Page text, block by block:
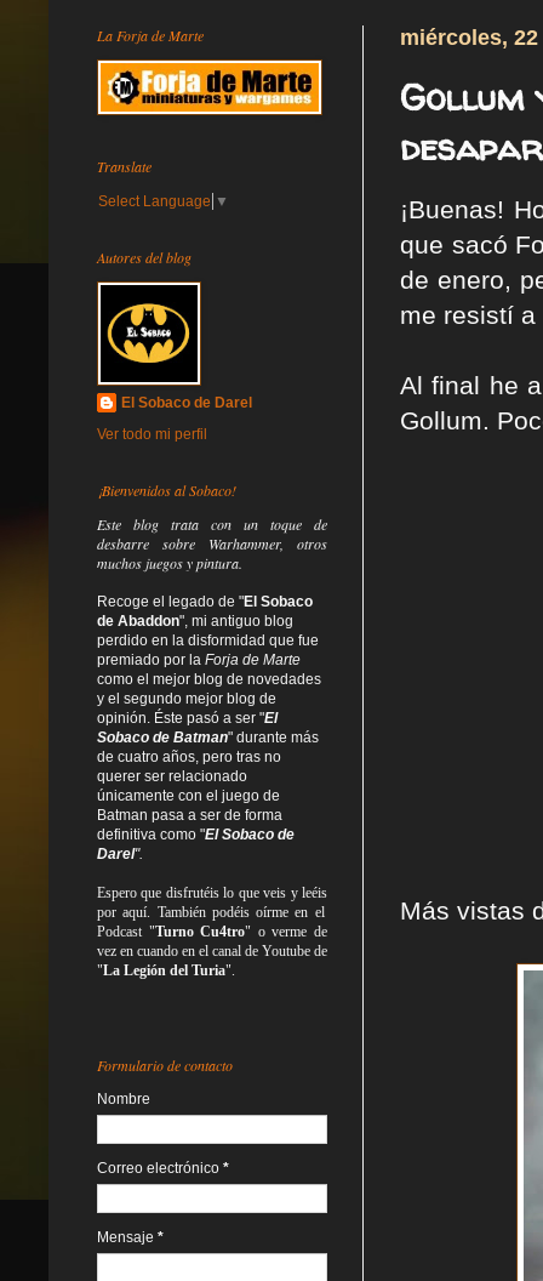
miércoles,
Gollum
¡Buenas!
que sacó
de enero,
me resistí a
Al final he
Gollum.
Más vistas
La Forja de Marte
Translate
Select Language ▼
Autores del blog
El Sobaco de Darel
Ver todo mi perfil
¡Bienvenidos al Sobaco!
Este blog trata con un toque de
desbarre sobre Warhammer, otros
muchos juegos y pintura.
Recoge el legado de "El Sobaco
de Abaddon", mi antiguo blog
perdido en la disformidad que fue
premiado por la Forja de Marte
como el mejor blog de novedades
y el segundo mejor blog de
opinión. Éste pasó a ser "El
Sobaco de Batman" durante más
de cuatro años, pero tras no
querer ser relacionado
únicamente con el juego de
Batman pasa a ser de forma
definitiva como "El Sobaco de
Darel".
Espero que disfrutéis lo queveis yleéis
por aquí. También podéis oírme en el
Podcast "Turno Cu4tro" o verme de
vez en cuando en el canal de Youtube de
"La Legión del Turia".
Formulario de contacto
Nombre
Correo electrónico *
Mensaje *